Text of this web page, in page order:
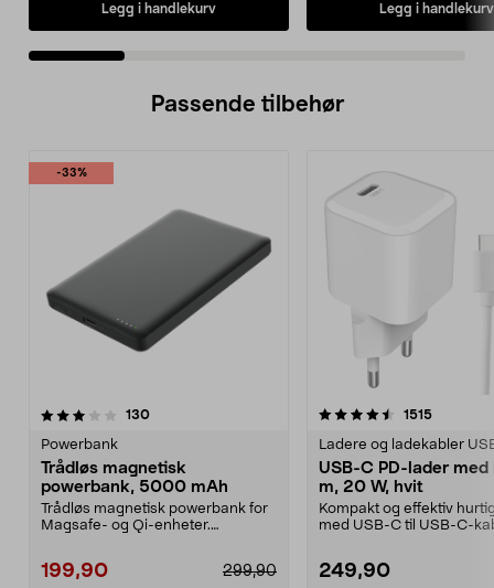
Legg i handlekurv Legg i handlekurv
Passende tilbehør
-33%
130anmeldelser
Powerbank
Trådløs magnetisk
powerbank, 5000 mAh
Trådløs magnetisk powerbank for
Magsafe- og Qi-enheter.
299,90
199,90
4.5av 5 stjerner 1515
Ladere og ladekabler
USB-C PD-lader med
m, 20 W, hvit
Kompakt og effektiv
med USB-C til USB-C-
249,90
4.5av 5 stjerner